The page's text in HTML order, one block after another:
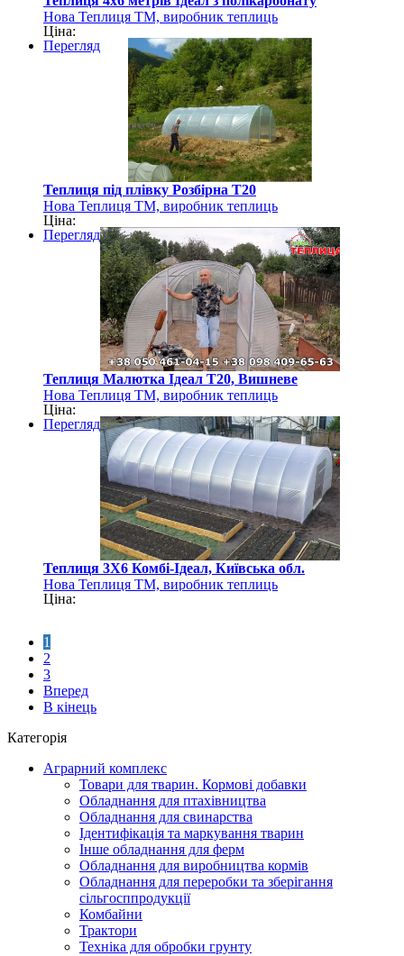
Нова Теплиця ТМ, виробник теплиць
Ціна:
Перегляд
Теплиця під плівку Розбірна Т20
Нова Теплиця ТМ, виробник теплиць
Ціна:
Перегляд
Теплиця Малютка Ідеал Т20, Вишневе
Нова Теплиця ТМ, виробник теплиць
Ціна:
Перегляд
Теплиця 3Х6 Комбі-Ідеал, Київська обл.
Нова Теплиця ТМ, виробник теплиць
Ціна:
1
2
3
Вперед
В кінець
Категорія
Аграрний комплекс
Товари для тварин. Кормові добавки
Обладнання для птахівництва
Обладнання для свинарства
Ідентифікація та маркування тварин
Інше обладнання для ферм
Обладнання для виробництва кормів
Обладнання для переробки та зберігання
сільгосппродукції
Комбайни
Трактори
Техніка для обробки грунту